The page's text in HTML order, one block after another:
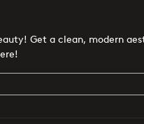
Get a clean, modern